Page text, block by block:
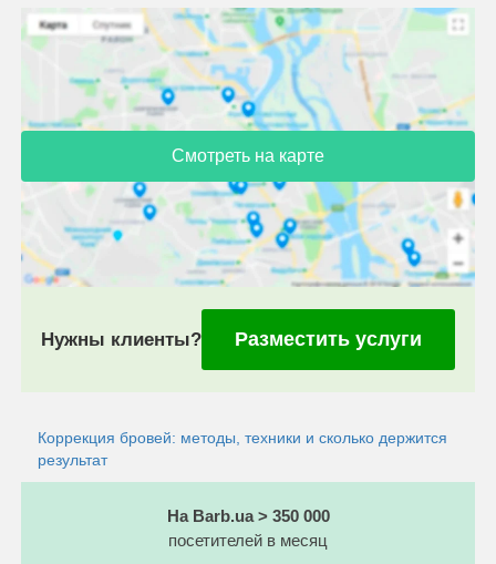
Смотреть на карте
Нужны клиенты? Разместить услуги
Коррекция бровей: методы, техники и сколько держится
результат
На Barb.ua > 350 000
посетителей в месяц